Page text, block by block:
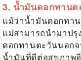
3. น้ำมันดอกทานต
แม้ว่าน้ำมันดอกทา
แม่สามารถนำมาป
ดอกทานตะวันนอกจ
น้ำมันที่ดีต่อสุขภาพ